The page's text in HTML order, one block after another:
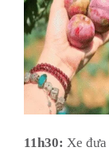
11h30: Xe